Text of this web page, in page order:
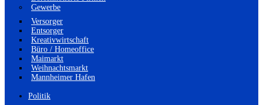
Gewerbe
Versorger
Entsorger
Kreativwirtschaft
Büro / Homeoffice
Maimarkt
Weihnachtsmarkt
Mannheimer Hafen
Politik